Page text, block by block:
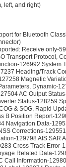
left, and right)
for Bluetooth
Receive only-
Transport Protocol,
126992
Heading/Track
Magnetic
Dynamic-
AC Output
Status-128259
& SOG, Rapid
B Position Report-
Navigation Data-
Corrections-
129798 AIS SAR
Cross Track
Related Data-
Information-